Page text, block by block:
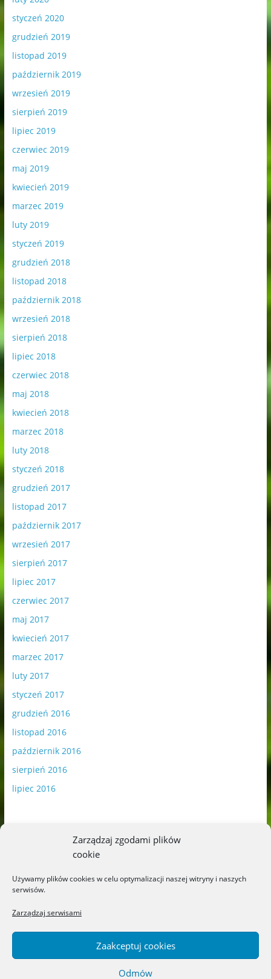
Zarządzaj zgodami plików
cookie
Używamy plików cookies w celu optymalizacji naszej witryny i naszych
serwisów.
Zarządzaj serwisami
Zaakceptuj cookies
Odmów
styczeń 2020
grudzień 2019
listopad 2019
październik 2019
wrzesień 2019
sierpień 2019
lipiec 2019
czerwiec 2019
maj 2019
kwiecień 2019
marzec 2019
luty 2019
styczeń 2019
grudzień 2018
listopad 2018
październik 2018
wrzesień 2018
sierpień 2018
lipiec 2018
czerwiec 2018
maj 2018
kwiecień 2018
marzec 2018
luty 2018
styczeń 2018
grudzień 2017
listopad 2017
październik 2017
wrzesień 2017
sierpień 2017
lipiec 2017
czerwiec 2017
maj 2017
kwiecień 2017
marzec 2017
luty 2017
styczeń 2017
grudzień 2016
listopad 2016
październik 2016
sierpień 2016
lipiec 2016